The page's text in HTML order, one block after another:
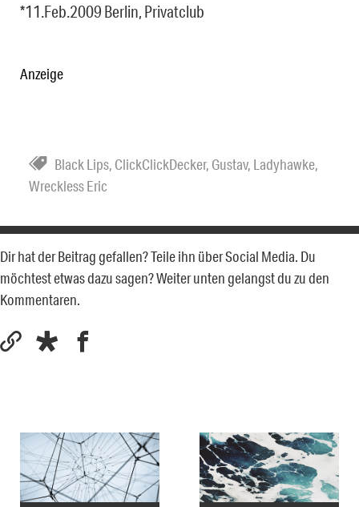
*11.Feb.2009 Berlin, Privatclub
Anzeige
Black Lips, ClickClickDecker, Gustav, Ladyhawke,
Wreckless Eric
Dir hat der Beitrag gefallen? Teile ihn über Social Media. Du
möchtest etwas dazu sagen? Weiter unten gelangst du zu den
Kommentaren.